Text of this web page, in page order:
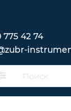
775 42 74